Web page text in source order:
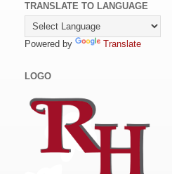
quien pueda
TRANSLATE TO LANGUAGE
Powered by Translate
LOGO